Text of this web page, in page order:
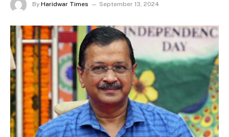
By Haridwar Times September 13, 2024